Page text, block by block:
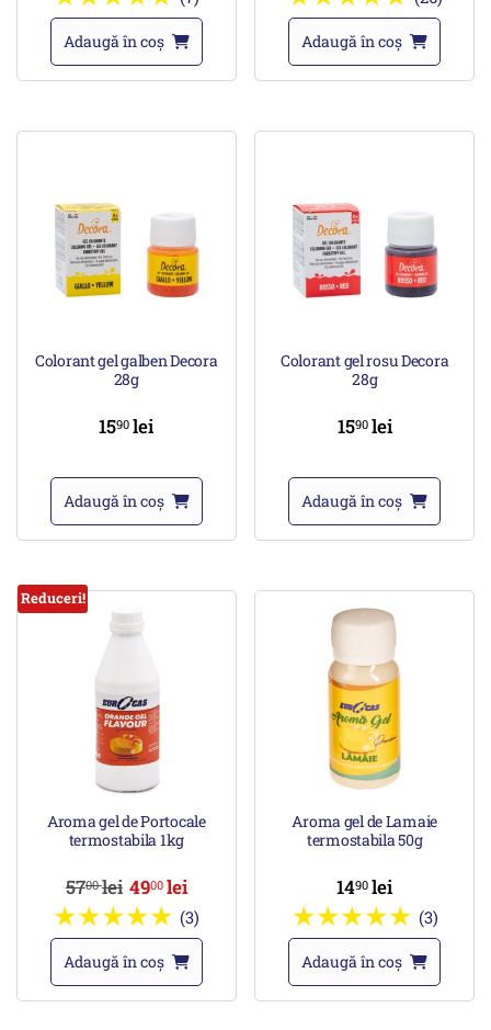
Adaugă în coș Adaugă în coș
Colorant gel galben Decora
28g
1590lei
Adaugă în coș
Colorant gel rosu Decora
28g
1590 lei
Adaugă în coș
Reduceri!
Aroma gel de Portocale
termostabila 1kg
5700lei 4900 lei
(3)
Adaugă în coș
Aroma gel de Lamaie
termostabila 50g
1490lei
(3)
Adaugă în coș